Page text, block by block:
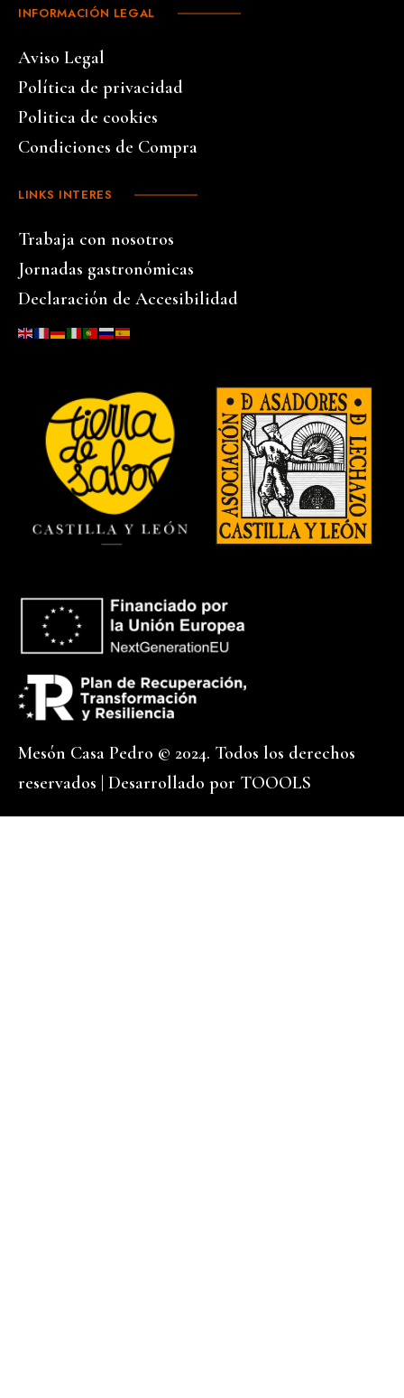
INFORMACIÓN LEGAL
Aviso Legal
Política de privacidad
Politica de cookies
Condiciones de Compra
LINKS INTERES
Trabaja con nosotros
Jornadas gastronómicas
Declaración de Accesibilidad
Mesón Casa Pedro © 2024. Todos los derechos
reservados | Desarrollado por TOOOLS